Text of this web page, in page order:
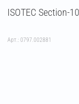
ISOTEC Section-
Арт.: 0797.002881